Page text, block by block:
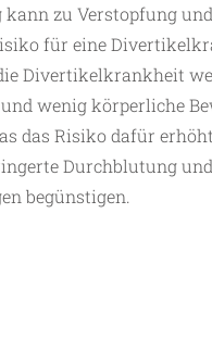
zu Verstopfung
für eine
Divertikelkrankheit
wenig körperliche
das Risiko dafür
Durchblutung
begünstigen.